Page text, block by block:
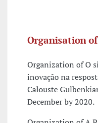
Organisation
Organization of O
inovação na
Calouste
December by 2020.